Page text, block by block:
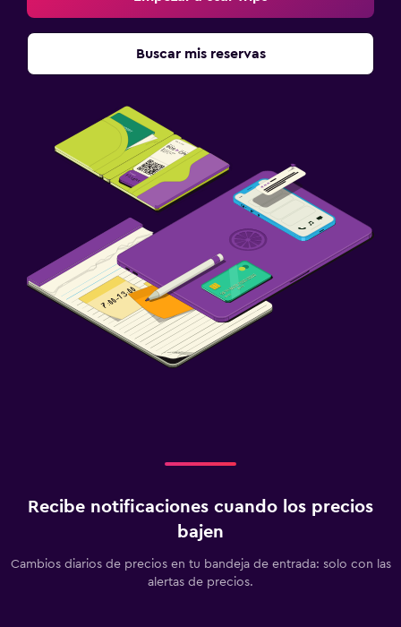
Buscar mis reservas
Recibe notificaciones cuando los precios
bajen
Cambios diarios de precios en tu bandeja de entrada: solo con las
alertas de precios.